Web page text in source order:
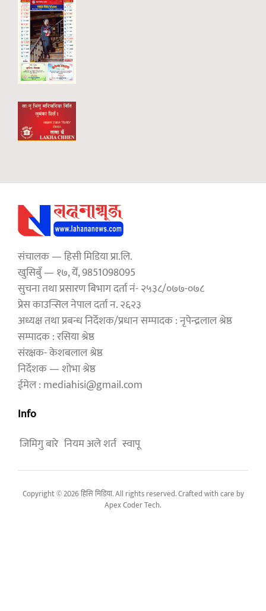
संचालक — हिसी मिडिया प्रा.लि.
खुसिबुँ — १७, येँ, 9851098095
सुचना तथा प्रसारण बिभाग दर्ता नं- २५३८/०७७-०७८
प्रेस काउन्सिल नेपाल दर्ता न. २६२३
अध्यक्ष तथा प्रबन्ध निर्देशक/प्रधान सम्पादक : नृपेन्द्रलाल श्रेष्ठ
सम्पादक : रसिया श्रेष्ठ
संरक्षक- केशबलाल श्रेष्ठ
निर्देशक — शोभा श्रेष्ठ
ईमेल : mediahisi@gmail.com
Info
जिमिगु बारे नियम अले शर्त स्वापू
Copyright © 2026 हिसि मिडिया. All rights reserved. Crafted with care by
Apex Coder Tech.